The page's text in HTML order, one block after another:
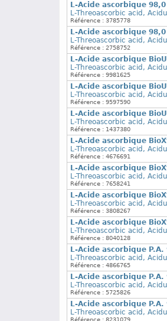
L-Acide ascorbique
L-Threoascorbic acid,
Référence : 3785778
L-Acide ascorbique
L-Threoascorbic acid,
Référence : 2758752
L-Acide ascorbique
L-Threoascorbic acid,
Référence : 9981625
L-Acide ascorbique
L-Threoascorbic acid,
Référence : 9597590
L-Acide ascorbique
L-Threoascorbic acid,
Référence : 1437380
L-Acide ascorbique
L-Threoascorbic acid,
Référence : 4676691
L-Acide ascorbique
L-Threoascorbic acid,
Référence : 7658241
L-Acide ascorbique
L-Threoascorbic acid,
Référence : 3808267
L-Acide ascorbique
L-Threoascorbic acid,
Référence : 8040128
L-Acide ascorbique P.A.
L-Threoascorbic acid,
Référence : 4866765
L-Acide ascorbique P.A.
L-Threoascorbic acid,
Référence : 5725826
L-Acide ascorbique P.A.
L-Threoascorbic acid,
Référence : 8231079